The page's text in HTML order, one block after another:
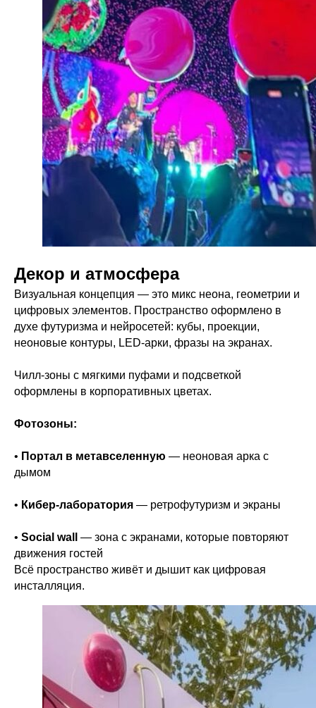
Декор и атмосфера
Визуальная концепция — это микс неона, геометрии и
цифровых элементов. Пространство оформлено в
духе футуризма и нейросетей: кубы, проекции,
неоновые контуры, LED-арки, фразы на экранах.
Чилл-зоны с мягкими пуфами и подсветкой
оформлены в корпоративных цветах.
Фотозоны:
• Портал в метавселенную — неоновая арка с
дымом
• Кибер-лаборатория — ретрофутуризм и экраны
• Social wall — зона с экранами, которые повторяют
движения гостей
Всё пространство живёт и дышит как цифровая
инсталляция.